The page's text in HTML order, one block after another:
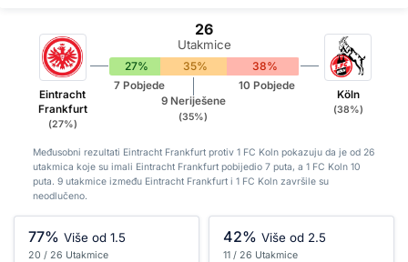
Eintracht
Frankfurt
(27%)
26
Utakmice
27% 35% 38%
7 Pobjede
9 Neriješene
(35%)
10 Pobjede
Köln
(38%)
Međusobni rezultati Eintracht Frankfurt protiv 1 FC Koln pokazuju da je od 26
utakmica koje su imali Eintracht Frankfurt pobijedio 7 puta, a 1 FC Koln 10
puta. 9 utakmice između Eintracht Frankfurt i 1 FC Koln završile su
neodlučeno.
77% Više od 1.5
20 / 26 Utakmice
42% Više od 2.5
11 / 26 Utakmice